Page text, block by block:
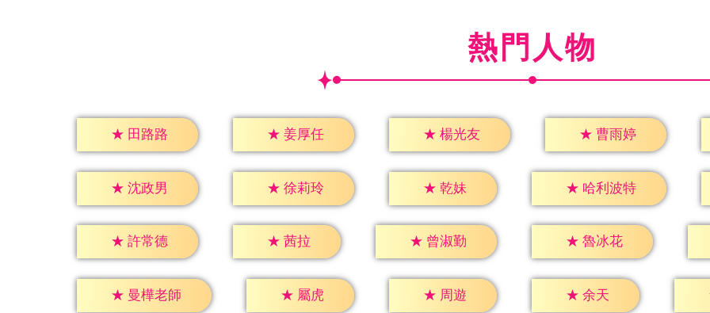
熱門人物
★ 田路路 ★ 姜厚任 ★ 楊光友 ★ 曹雨婷
★ 沈政男 ★ 徐莉玲 ★ 乾妹 ★ 哈利波特
★ 許常德 ★ 茜拉 ★ 曾淑勤 ★ 魯冰花
★ 曼樺老師 ★ 屬虎 ★ 周遊 ★ 余天